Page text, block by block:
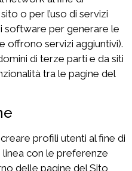
o per l’uso di servizi
software per generare le
offrono servizi aggiuntivi).
di terze parti e da siti
tra le pagine del
profili utenti al fine di
linea con le preferenze
delle pagine del Sito